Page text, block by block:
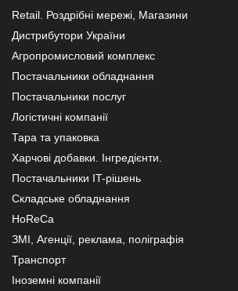
Retail. Роздрібні мережі, Магазини
Дистрибутори України
Агропромисловий комплекс
Постачальники обладнання
Постачальники послуг
Логістичні компанії
Тара та упаковка
Харчові добавки. Інгредієнти.
Постачальники IT-рішень
Складське обладнання
HoReCa
ЗМІ, Агенції, реклама, поліграфія
Транспорт
Іноземні компанії